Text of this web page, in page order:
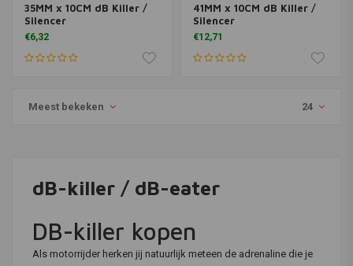
35MM x 10CM dB Killer /
Silencer
€6,32
41MM x 10CM dB Killer /
Silencer
€12,71
Meest bekeken 24
dB-killer / dB-eater
DB-killer kopen
Als motorrijder herken jij natuurlijk meteen de adrenaline die je